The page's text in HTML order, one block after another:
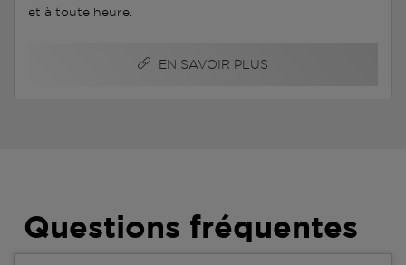
et à toute heure.
EN SAVOIR PLUS
Questions fréquentes